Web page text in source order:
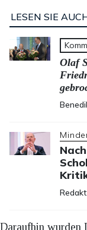
LESEN SIE
Olaf
Daraufhin